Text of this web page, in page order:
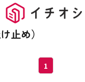
止め）
1